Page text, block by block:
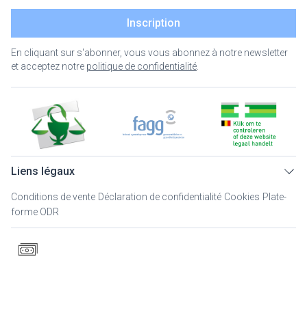
Inscription
En cliquant sur s'abonner, vous vous abonnez à notre newsletter
et acceptez notre politique de confidentialité
Liens légaux
Conditions de vente Déclaration de confidentialité Cookies Plate-
forme ODR